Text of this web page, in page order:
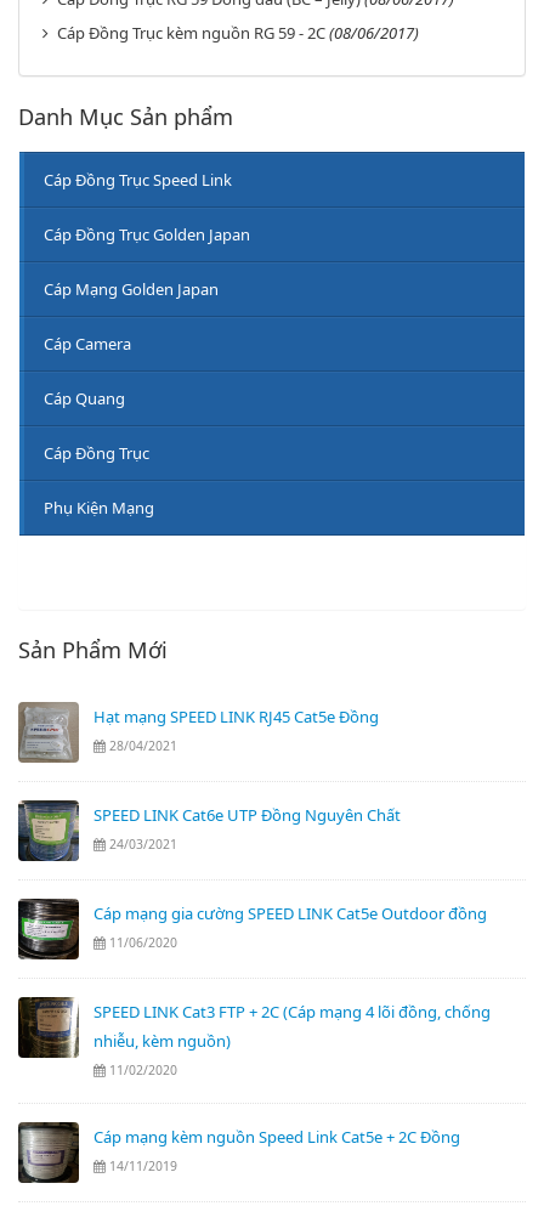
Cáp Đồng Trục kèm nguồn RG 59 - 2C(08/06/2017)
Danh Mục Sản phẩm
Cáp Đồng Trục Speed Link
Cáp Đồng Trục Golden Japan
Cáp Mạng Golden Japan
Cáp Camera
Cáp Quang
Cáp Đồng Trục
Phụ Kiện Mạng
Sản Phẩm Mới
Hạt mạng SPEED LINK RJ45 Cat5e Đồng
28/04/2021
SPEED LINK Cat6e UTP Đồng Nguyên Chất
24/03/2021
Cáp mạng gia cường SPEED LINK Cat5e Outdoor đồng
11/06/2020
SPEED LINK Cat3 FTP + 2C (Cáp mạng 4 lõi đồng, chống
nhiễu, kèm nguồn)
11/02/2020
Cáp mạng kèm nguồn Speed Link Cat5e + 2C Đồng
14/11/2019